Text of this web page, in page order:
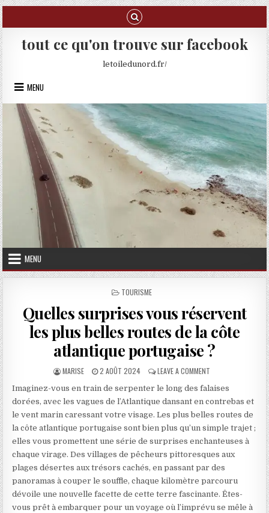
Skip to content
tout ce qu'on trouve sur facebook
letoiledunord.fr/
MENU
MENU
POSTED IN
TOURISME
Quelles surprises vous réservent
les plus belles routes de la côte
atlantique portugaise ?
AUTHOR:
MARISE PUBLISHED DATE:
2 AOÛT 2024 LEAVE A COMMENTON QUELLES
Imaginez-vous en train de serpenter le long des falaises
dorées, avec les vagues de l’Atlantique dansant en contrebas et
le vent marin caressant votre visage. Les plus belles routes de
la côte atlantique portugaise sont bien plus qu’un simple trajet ;
elles vous promettent une série de surprises enchanteuses à
chaque virage. Des villages de pêcheurs pittoresques aux
plages désertes aux trésors cachés, en passant par des
panoramas à couper le souffle, chaque kilomètre parcouru
dévoile une nouvelle facette de cette terre fascinante. Êtes-
vous prêt à embarquer pour un voyage où l’imprévu se mêle à